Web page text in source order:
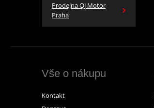
Prodejna QJ Motor
Praha
Vše o nákupu
Kontakt